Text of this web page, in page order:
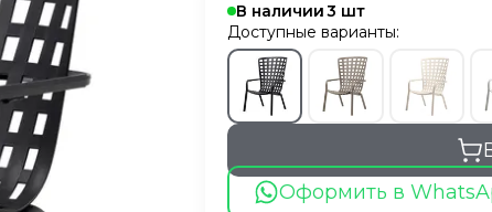
В наличии3
Доступные варианты:
Оформить в